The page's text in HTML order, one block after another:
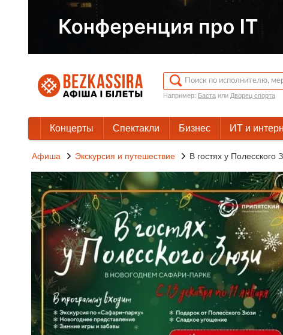
Например: Бастаили Дворец спорта
Концерты Спектакли Бизнес ИТ и
Афиша Экскурсия и путешествие В гостях у